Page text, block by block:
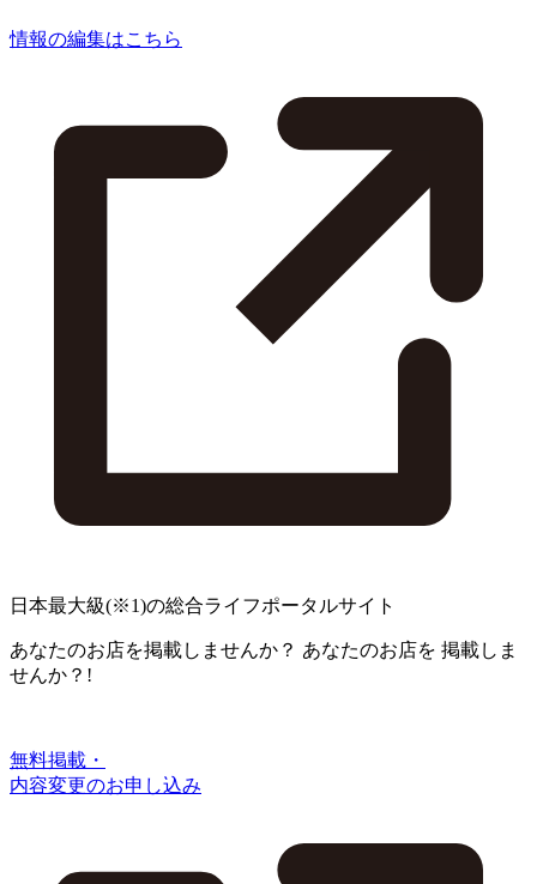
情報の編集はこちら
日本最大級(※1)の総合ライフポータルサイト
あなたのお店を掲載しませんか？ あなたのお店を 掲載しま
せんか？!
無料掲載・
内容変更のお申し込み